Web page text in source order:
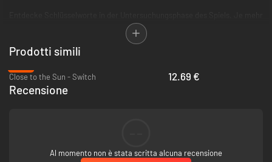
Schlüsselworte und Hinweise du findest, desto stärker bist du in der
Nichts ist, wie es scheint! Kotodama bedient sich absichtlich klassischer
Metaphorik und Klischees, um die Geschichte zu verdrehen und den
Spieler zu überraschen.
deine Bestpunktzahl zu perfektionieren!
Prodotti simili
Close to the Sun - Switch
12.69 €
Recensione
Al momento non è stata scritta alcuna recensione